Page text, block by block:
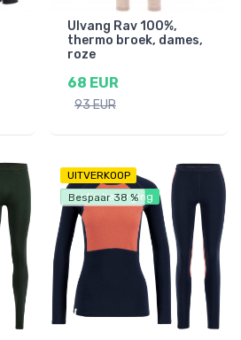
Ulvang Rav 100%,
thermo broek, dames,
roze
68 EUR
93 EUR
UITVERKOOP
Gratis bezorging
Bespaar 38 %